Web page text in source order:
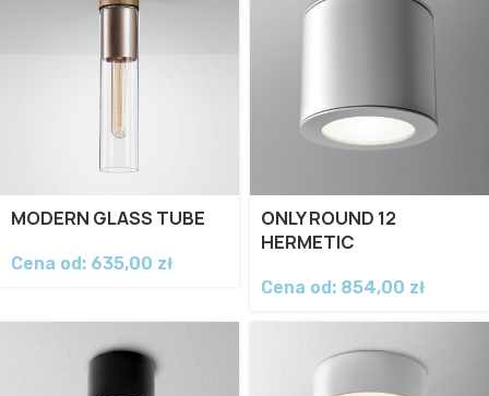
MODERN GLASS TUBE
Cena od: 635,00 zł
ONLY ROUND 12
HERMETIC
Cena od: 854,00 zł